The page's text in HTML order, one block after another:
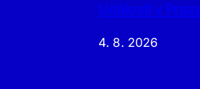
Události v
4. 8. 2026